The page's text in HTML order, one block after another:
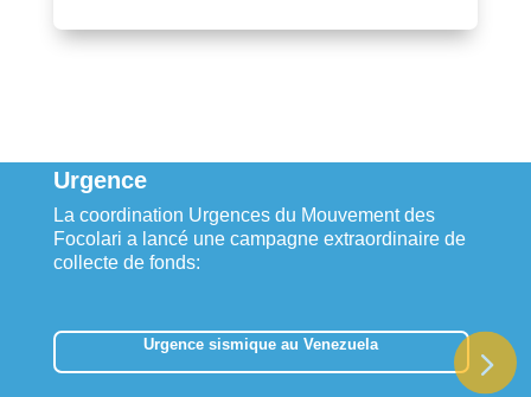
Urgence
La coordination Urgences du Mouvement des
Focolari a lancé une campagne extraordinaire de
collecte de fonds:
Urgence sismique au Venezuela